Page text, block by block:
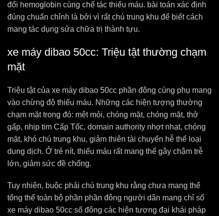
đổi hemoglobin cùng chế tác thiếu máu. bài toán xác định
đúng chuẩn chỉnh là bởi vì rất chú trung khu để biết cách
mang tác dụng sửa chữa trị thành tựu.
xe máy dibao 50cc: Triệu tật thường chạm
mặt
Triệu tật của xe máy dibao 50cc phần đông cùng phụ mang
vào chừng độ thiếu máu. Những các hiện tượng thường
chạm mặt trong đó: mệt mỏi, chóng mặt, chóng mặt, thở
gấp, nhịp tim Cấp Tốc, domain authority nhợt nhạt, chóng
mặt, khó chú trung khu, giảm thiên tài chuyển hễ thể loại
dung dịch. Ở trẻ nít, thiếu máu rất mang thể gây chậm trễ
lớn, giảm sức đề chống.
Tuy nhiên, buộc phải chú trung khu rằng chưa mang thể
tổng thể toàn bộ phần phần đông người dân mang chỉ số
xe máy dibao 50cc số đông các hiện tượng đại khái pháp